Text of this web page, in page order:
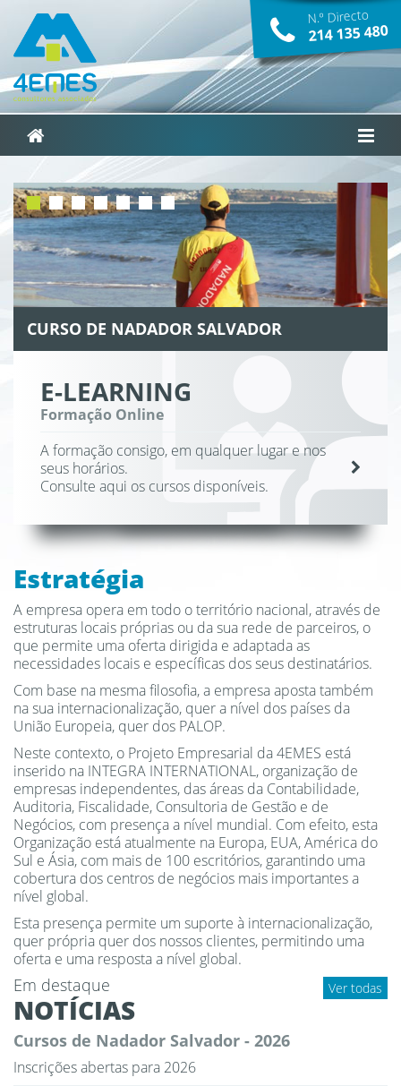
N.º Directo
214­ 135­ 480
CURSO DE NADADOR SALVADOR
E-LEARNING
Formação Online
A formação consigo, em qualquer lugar e nos
seus horários.
Consulte aqui os cursos disponíveis.
Estratégia
A empresa opera em todo o território nacional, através de
estruturas locais próprias ou da sua rede de parceiros, o
que permite uma oferta dirigida e adaptada as
necessidades locais e específicas dos seus destinatários.
Com base na mesma filosofia, a empresa aposta também
na sua internacionalização, quer a nível dos países da
União Europeia, quer dos PALOP.
Neste contexto, o Projeto Empresarial da 4EMES está
inserido na INTEGRA INTERNATIONAL, organização de
empresas independentes, das áreas da Contabilidade,
Auditoria, Fiscalidade, Consultoria de Gestão e de
Negócios, com presença a nível mundial. Com efeito, esta
Organização está atualmente na Europa, EUA, América do
Sul e Ásia, com mais de 100 escritórios, garantindo uma
cobertura dos centros de negócios mais importantes a
nível global.
Esta presença permite um suporte à internacionalização,
quer própria quer dos nossos clientes, permitindo uma
oferta e uma resposta a nível global.
Em destaque Ver todas
NOTÍCIAS
Cursos de Nadador Salvador - 2026
Inscrições abertas para 2026